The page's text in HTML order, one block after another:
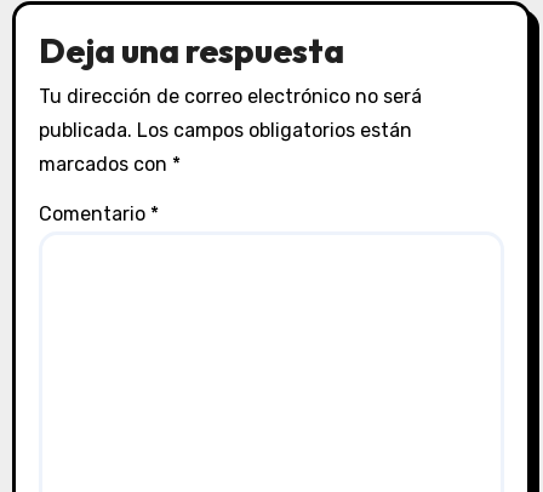
Deja una respuesta
Tu dirección de correo electrónico no será
publicada. Los campos obligatorios están
marcados con *
Comentario *